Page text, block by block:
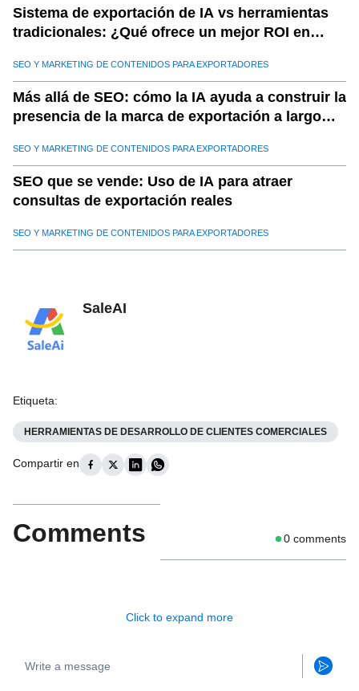
Sistema de exportación de IA vs herramientas
tradicionales: ¿Qué ofrece un mejor ROI en
SEO Y MARKETING DE CONTENIDOS PARA EXPORTADORES
Más allá de SEO: cómo la IA ayuda a construir la
presencia de la marca de exportación a largo
SEO Y MARKETING DE CONTENIDOS PARA EXPORTADORES
SEO que se vende: Uso de IA para atraer
consultas de exportación reales
SEO Y MARKETING DE CONTENIDOS PARA EXPORTADORES
SaleAI
Etiqueta:
HERRAMIENTAS DE DESARROLLO DE CLIENTES COMERCIALES
Compartir en
Comments 0 comments
Click to expand more